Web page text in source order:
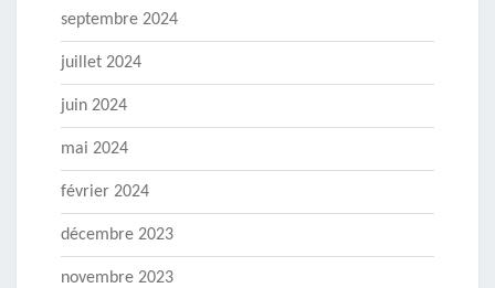
septembre 2024
juillet 2024
juin 2024
mai 2024
février 2024
décembre 2023
novembre 2023